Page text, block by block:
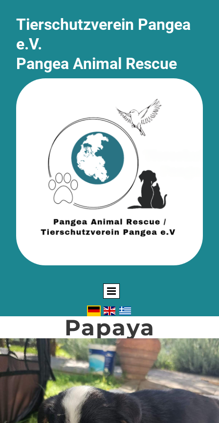
Tierschutzverein Pangea
e.V.
Pangea Animal Rescue
Papaya